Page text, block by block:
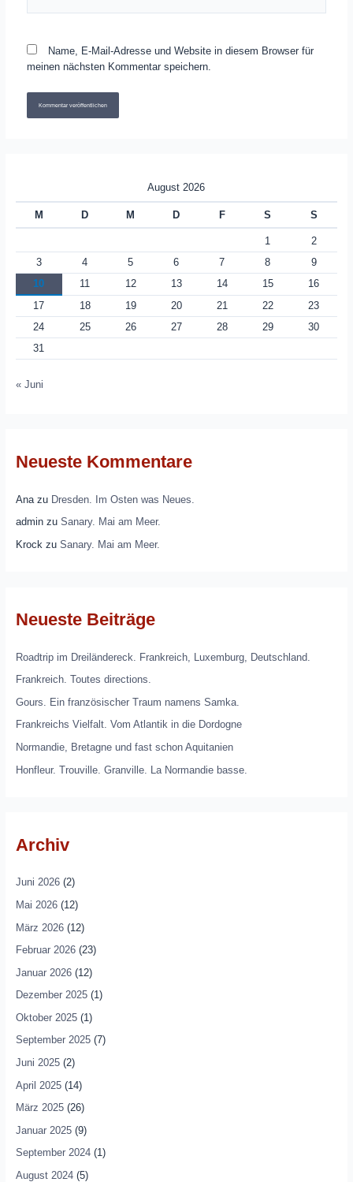
Name, E-Mail-Adresse und Website in diesem Browser für
meinen nächsten Kommentar speichern.
August 2026
M D M D F S S
1
2
3
4 5 6 7 8
9
10
11 12 13 14 15
16
17
18 19 20 21 22
23
24
25 26 27 28 29
30
31
« Juni
Neueste Kommentare
Anazu Dresden. Im Osten was Neues.
adminzu Sanary. Mai am Meer.
Krock zu Sanary. Mai am Meer.
Neueste Beiträge
Roadtrip im Dreiländereck. Frankreich, Luxemburg, Deutschland.
Frankreich. Toutes directions.
Gours. Ein französischer Traum namens Samka.
Frankreichs Vielfalt. Vom Atlantik in die Dordogne
Normandie, Bretagne und fast schon Aquitanien
Honfleur. Trouville. Granville. La Normandie basse.
Archiv
Juni 2026(2)
Mai 2026(12)
März 2026(12)
Februar 2026(23)
Januar 2026(12)
Dezember 2025(1)
Oktober 2025(1)
September 2025(7)
Juni 2025(2)
April 2025(14)
März 2025(26)
Januar 2025(9)
September 2024(1)
August 2024(5)